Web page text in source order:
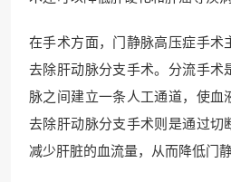
在手术方面，门静脉高压症手术
去除肝动脉分支手术。分流手术
脉之间建立一条人工通道，使血
去除肝动脉分支手术则是通过切
减少肝脏的血流量，从而降低门静